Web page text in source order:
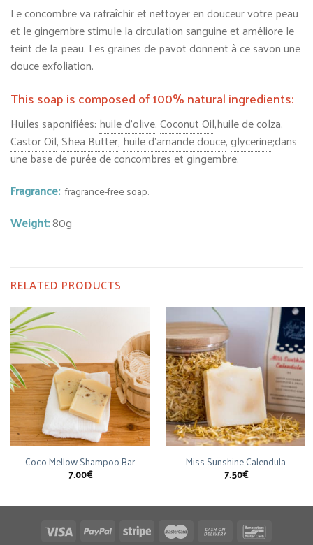
Le concombre va rafraîchir et nettoyer en douceur votre peau
et le gingembre stimule la circulation sanguine et améliore le
teint de la peau. Les graines de pavot donnent à ce savon une
douce exfoliation.
This soap is composed of 100% natural ingredients:
Huiles saponifiées: huile d’olive,Coconut Oil,huile de colza,
Castor Oil,Shea Butter,huile d’amande douce,glycerine;dans
une base de purée de concombres et gingembre.
Fragrance: fragrance-free soap.
Weight:80g
RELATED PRODUCTS
Coco Mellow Shampoo Bar
7.00€
Miss Sunshine Calendula
7.50€